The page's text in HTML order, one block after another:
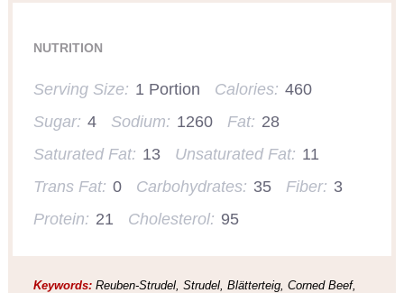
NUTRITION
Serving Size: 1 Portion Calories: 460
Sugar: 4 Sodium: 1260 Fat: 28
Saturated Fat: 13 Unsaturated Fat: 11
Trans Fat: 0 Carbohydrates: 35 Fiber: 3
Protein: 21 Cholesterol: 95
Keywords:Reuben-Strudel, Strudel, Blätterteig, Corned Beef,